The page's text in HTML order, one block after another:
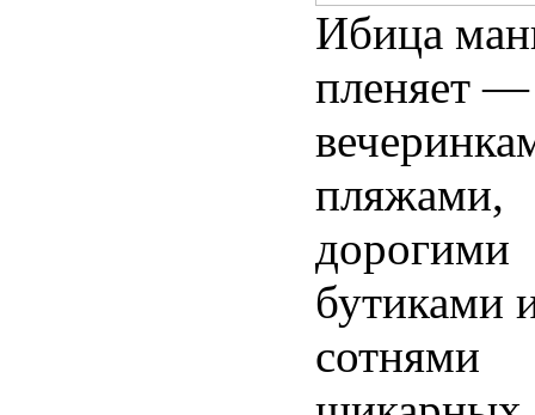
Ибица
пленяет —
пляжами,
дорогими
бутиками
сотнями